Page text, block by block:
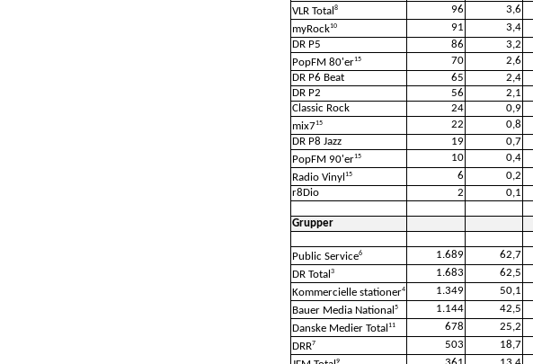
VLR Total 8 96 3,6
myRock10 91 3,4
DR P5
86 3,2
PopFM 80'er15 70 2,6
DR P6 Beat
65 2,4
DR P2
56 2,1
Classic Rock
24 0,9
mix715 22 0,8
DR P8 Jazz
19 0,7
PopFM 90'er15 10 0,4
Radio Vinyl 15 6 0,2
r8Dio
2 0,1
Grupper
Public Service6 1.689 62,7
DR Total 3 1.683 62,5
Kommercielle stationer4 1.349 50,1
Bauer Media National 5 1.144 42,5
Danske Medier Total 11 678 25,2
DRR7 503 18,7
9